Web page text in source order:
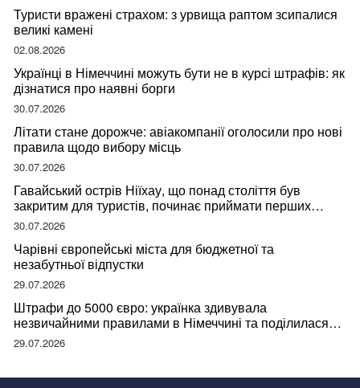
Туристи вражені страхом: з урвища раптом зсипалися
великі камені
02.08.2026
Українці в Німеччині можуть бути не в курсі штрафів: як
дізнатися про наявні борги
30.07.2026
Літати стане дорожче: авіакомпанії оголосили про нові
правила щодо вибору місць
30.07.2026
Гавайський острів Ніїхау, що понад століття був
закритим для туристів, починає приймати перших
відвідувачів
30.07.2026
Чарівні європейські міста для бюджетної та
незабутньої відпустки
29.07.2026
Штрафи до 5000 євро: українка здивувала
незвичайними правилами в Німеччині та поділилася
правдою
29.07.2026